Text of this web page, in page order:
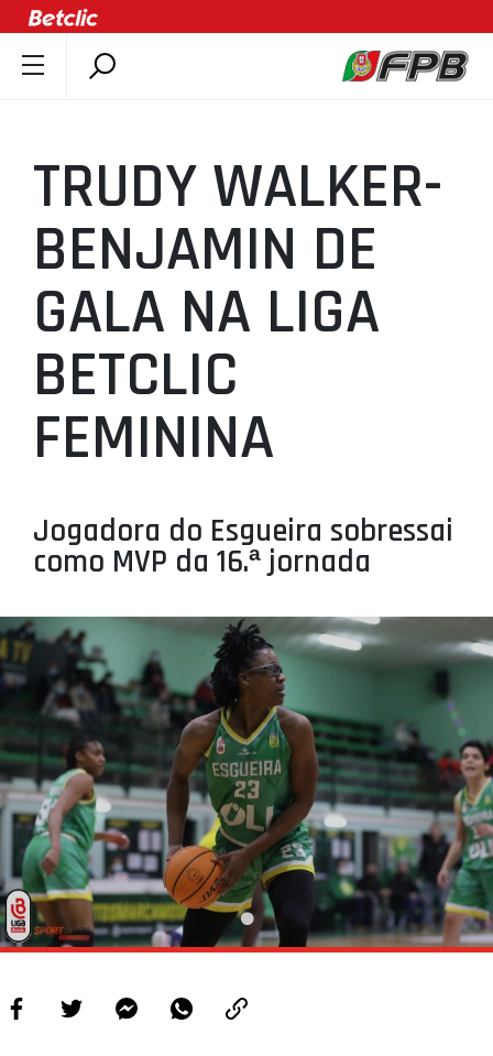
ÚLTIMAS
COMPETIÇÕES
ASSOCIAÇÕES
CLUBES
AGENTES
AGENDA
SELEÇÕES
MINIBASQUETE
PROJETOS
LIGA BETCLIC MASCULINA
LIGA BETCLIC FEMININA
TRUDY WALKER-
BENJAMIN DE
GALA NA LIGA
BETCLIC
FEMININA
Jogadora do Esgueira sobressai
como MVP da 16.ª jornada